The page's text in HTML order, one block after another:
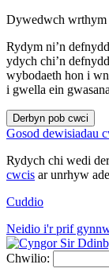
Dywedwch wrthym
Rydym ni’n
ydych chi’n
wybodaeth hon i
i gwella ein
Derbyn pob cwci
Gosod dewisiadau
Rydych chi wedi
cwcis ar unrhyw
Cuddio
Neidio i'r prif
Chwilio: